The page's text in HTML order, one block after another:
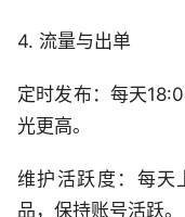
4. 流量与出单
定时发布：每天
光更高。
维护活跃度：每天
品，保持账号活跃。